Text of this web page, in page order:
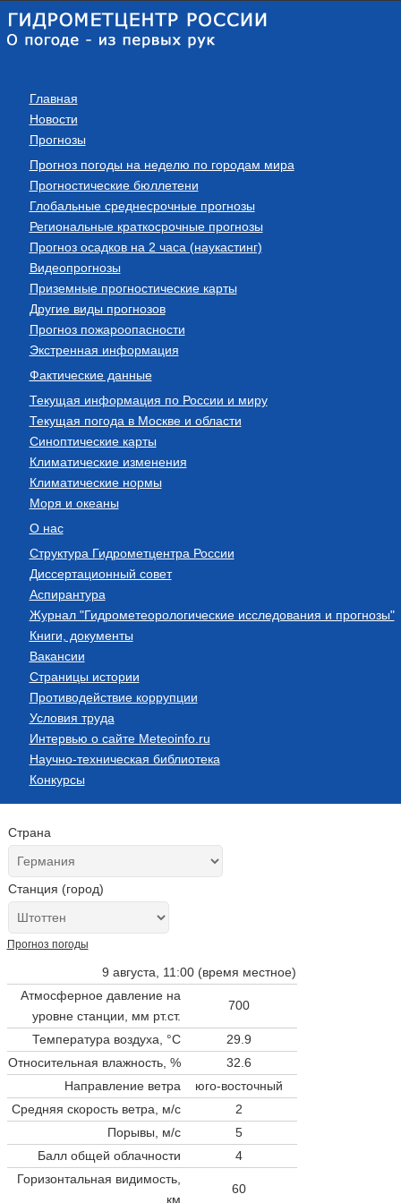
Главная
Новости
Прогнозы
Прогноз погоды на неделю по городам мира
Прогностические бюллетени
Глобальные среднесрочные прогнозы
Региональные краткосрочные прогнозы
Прогноз осадков на 2 часа (наукастинг)
Видеопрогнозы
Приземные прогностические карты
Другие виды прогнозов
Прогноз пожароопасности
Экстренная информация
Фактические данные
Текущая информация по России и миру
Текущая погода в Москве и области
Синоптические карты
Климатические изменения
Климатические нормы
Моря и океаны
О нас
Структура Гидрометцентра России
Диссертационный совет
Аспирантура
Журнал "Гидрометеорологические исследования и прогнозы"
Книги, документы
Вакансии
Страницы истории
Противодействие коррупции
Условия труда
Интервью о сайте Meteoinfo.ru
Научно-техническая библиотека
Конкурсы
Страна
Станция (город)
Прогноз погоды
9 августа, 11:00 (время местное)
Атмосферное давление на
уровне станции, мм рт.ст.
700
Температура воздуха, °C
29.9
Относительная влажность, %
32.6
Направление ветра
юго-восточный
Средняя скорость ветра, м/с
2
Порывы, м/с
5
Балл общей облачности
4
Горизонтальная видимость,
км
60